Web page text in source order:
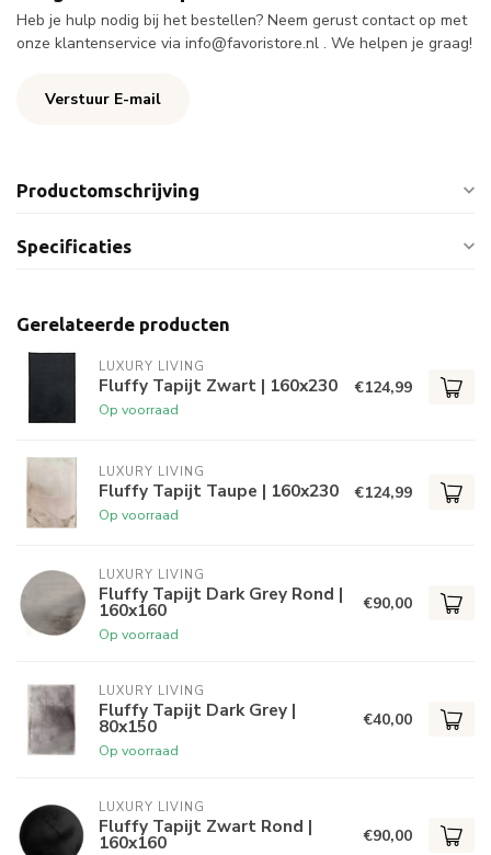
Heb je hulp nodig bij het bestellen? Neem gerust contact op met
onze klantenservice via info@favoristore.nl . We helpen je graag!
Verstuur E-mail
Productomschrijving
Specificaties
Gerelateerde producten
LUXURY LIVING
Fluffy Tapijt Zwart | 160x230
Op voorraad
€124,99
LUXURY LIVING
Fluffy Tapijt Taupe | 160x230
Op voorraad
€124,99
LUXURY LIVING
Fluffy Tapijt Dark Grey Rond |
160x160
Op voorraad
€90,00
LUXURY LIVING
Fluffy Tapijt Dark Grey |
80x150
Op voorraad
€40,00
LUXURY LIVING
Fluffy Tapijt Zwart Rond |
160x160 €90,00